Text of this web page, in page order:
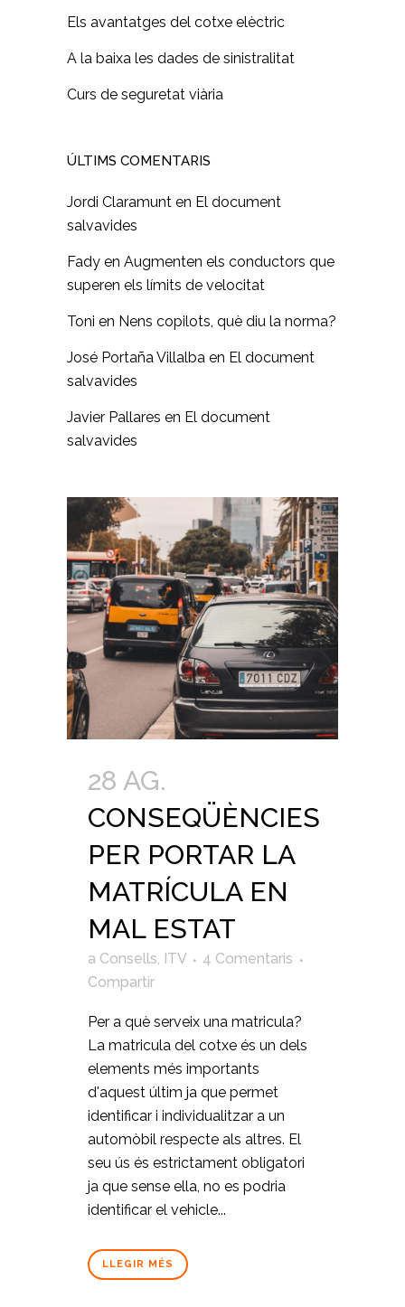
Els avantatges del cotxe elèctric
A la baixa les dades de sinistralitat
Curs de seguretat viària
ÚLTIMS COMENTARIS
Jordi Claramunt en El document
salvavides
Fady en Augmenten els conductors que
superen els límits de velocitat
Toni en Nens copilots, què diu la norma?
José Portaña Villalba en El document
salvavides
Javier Pallares en El document
salvavides
28 AG.
CONSEQÜÈNCIES
PER PORTAR LA
MATRÍCULA EN
MAL ESTAT
a Consells, ITV
4 Comentaris
Compartir
Per a què serveix una matricula?
La matricula del cotxe és un dels
elements més importants
d'aquest últim ja que permet
identificar i individualitzar a un
automòbil respecte als altres. El
seu ús és estrictament obligatori
ja que sense ella, no es podria
identificar el vehicle...
LLEGIR MÉS